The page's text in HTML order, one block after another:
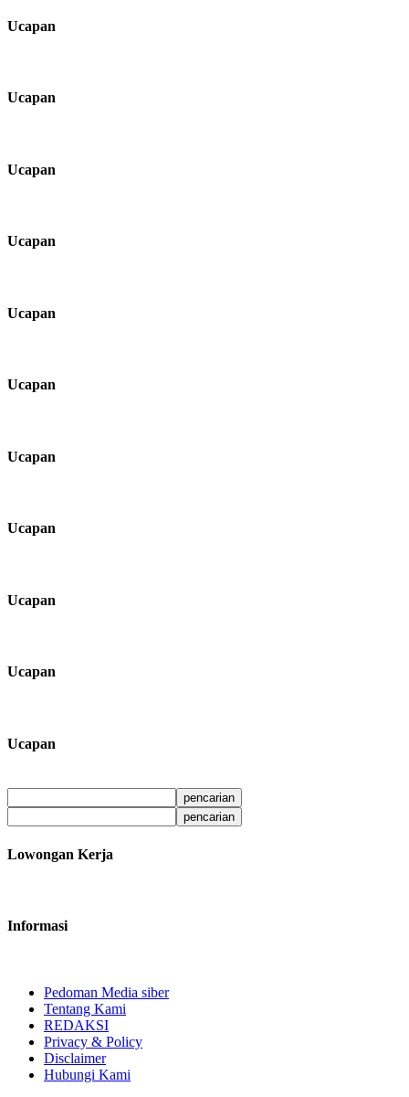
Ucapan
Ucapan
Ucapan
Ucapan
Ucapan
Ucapan
Ucapan
Ucapan
Ucapan
Ucapan
Ucapan
Lowongan Kerja
Informasi
Pedoman Media siber
Tentang Kami
REDAKSI
Privacy & Policy
Disclaimer
Hubungi Kami